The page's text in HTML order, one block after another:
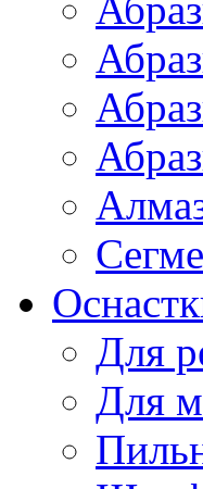
Для
Для